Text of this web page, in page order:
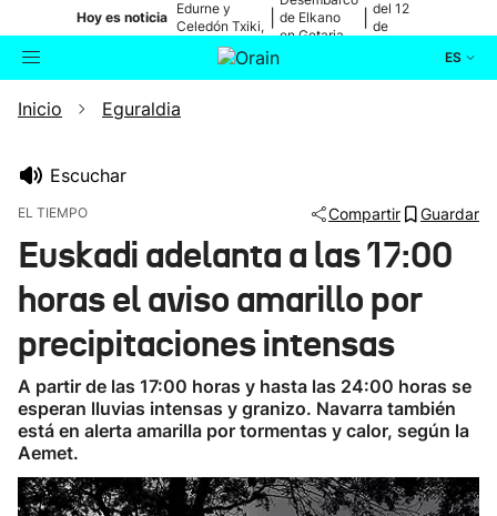
Hoy es noticia
Edurne y
Celedón Txiki,
en directo
de Elkano
en Getaria
del 12
de
ES
Buscador
Ikusmiran
Eguraldia
Inicio Eguraldia
Escuchar
EL TIEMPO Compartir Guardar
Euskadi adelanta a las 17:00
horas el aviso amarillo por
precipitaciones intensas
A partir de las 17:00 horas y hasta las 24:00 horas se
esperan lluvias intensas y granizo. Navarra también
está en alerta amarilla por tormentas y calor, según la
Aemet.